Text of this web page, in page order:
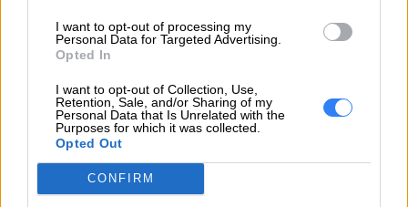
I want to opt-out of processing my
Personal Data for Targeted Advertising.
Opted In
I want to opt-out of Collection, Use,
Retention, Sale, and/or Sharing of my
Personal Data that Is Unrelated with the
Purposes for which it was collected.
Opted Out
CONFIRM
GPU
GPU lub 3x dwu-slotowych
GPU
Interfejs
sieciowy
Adapter LOM w gnieździe
OCP 3.0, opcjonalne
adaptery sieciowe PCIe z
dostępem od frontu
Przód: